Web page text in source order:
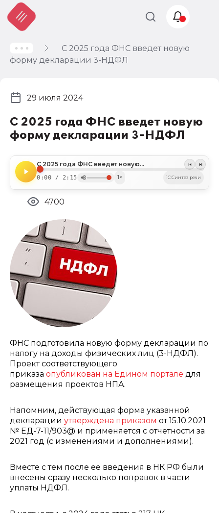
С 2025 года ФНС введет новую
форму декларации 3-НДФЛ
С 2025 года ФНС введет новую
форму декларации 3-НДФЛ
С 2025 года ФНС введет новую форму декларации 3-НДФЛ
0:00 / 2:15 1× 1C:Синтез речи
29 июля 2024
4700
ФНС подготовила новую форму декларации по
налогу на доходы физических лиц (3-НДФЛ).
Проект соответствующего
приказа опубликован на Едином портале для
размещения проектов НПА.
Напомним, действующая форма указанной
декларации утверждена приказом от 15.10.2021
№ ЕД-7-11/903@ и применяется с отчетности за
2021 год (с изменениями и дополнениями).
Вместе с тем после ее введения в НК РФ были
внесены сразу несколько поправок в части
уплаты НДФЛ.
Учет и
налогообложение